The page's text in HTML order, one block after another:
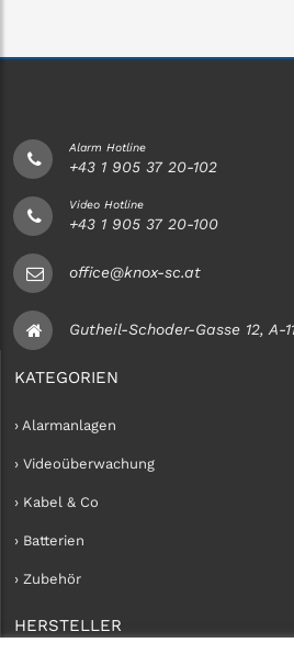
Alarm Hotline
+43 1 905 37 20-102
Video Hotline
+43 1 905 37 20-100
office@knox-sc.at
Gutheil-Schoder-Gasse 12, A-
KATEGORIEN
› Alarmanlagen
› Videoüberwachung
› Kabel & Co
› Batterien
› Zubehör
HERSTELLER